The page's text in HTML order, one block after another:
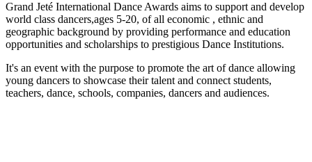
Grand Jeté International Dance Awards aims to support and develop
world class dancers,ages 5-20, of all economic , ethnic and
geographic background by providing performance and education
opportunities and scholarships to prestigious Dance Institutions.
It's an event with the purpose to promote the art of dance allowing
young dancers to showcase their talent and connect students,
teachers, dance, schools, companies, dancers and audiences.